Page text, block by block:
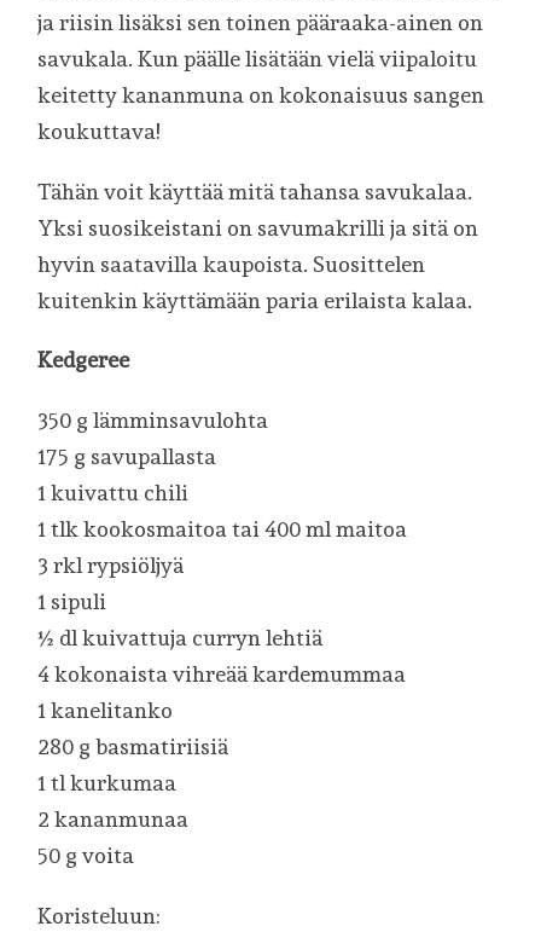
ja riisin lisäksi sen toinen pääraaka-ainen on
savukala. Kun päälle lisätään vielä viipaloitu
keitetty kananmuna on kokonaisuus sangen
koukuttava!
Tähän voit käyttää mitä tahansa savukalaa.
Yksi suosikeistani on savumakrilli ja sitä on
hyvin saatavilla kaupoista. Suosittelen
kuitenkin käyttämään paria erilaista kalaa.
Kedgeree
350 g lämminsavulohta
175 g savupallasta
1 kuivattu chili
1 tlk kookosmaitoa tai 400 ml maitoa
3 rkl rypsiöljyä
1 sipuli
½ dl kuivattuja curryn lehtiä
4 kokonaista vihreää kardemummaa
1 kanelitanko
280 g basmatiriisiä
1 tl kurkumaa
2 kananmunaa
50 g voita
Koristeluun: